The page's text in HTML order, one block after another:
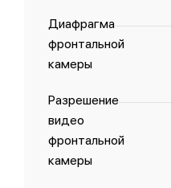
Диафрагма
фронтальной
камеры
Разрешение
видео
фронтальной
камеры